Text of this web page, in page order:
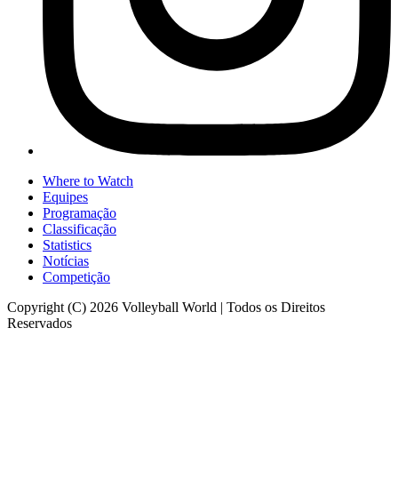
Where to Watch
Equipes
Programação
Classificação
Statistics
Notícias
Competição
Copyright (C) 2026 Volleyball World | Todos os Direitos
Reservados